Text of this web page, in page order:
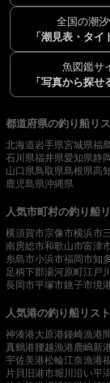
全国の潮
「潮見表・タイ
魚図鑑サ
「写真から探せ
都道府県の釣り船リ
北海道岩手県宮城県福
石川県福井県愛知県静
山口県鳥取県島根県高
鹿児島県沖縄県
人気市町村の釣り船
横須賀市宗像市横浜市
南房総市和歌山市富津
糸島市小浜市福岡市知
足柄下郡湯河原町江戸
長岡市平塚市銚子市境
人気港の釣り船リスト
神湊港大原港鐘崎漁港
真鶴港腰越漁港 鹿嶋新
宇佐美港松輪江奈漁港
片貝旧港市堀川沿い平